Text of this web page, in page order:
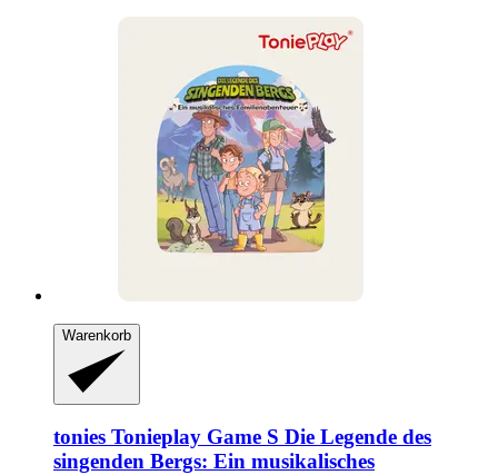
Warenkorb
tonies Tonieplay Game S Die Legende des
singenden Bergs: Ein musikalisches